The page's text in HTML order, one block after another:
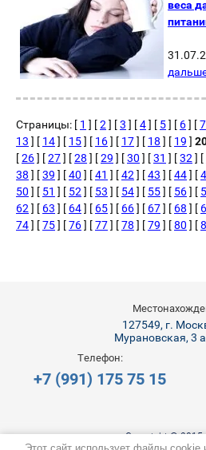
веса
Страницы: [ 1 ] [2 ] [3 ] [4] [ 5] [ 6] [7
13 ] [ 14] [ 15] [ 16] [ 17] [ 18 ] [ 19 ]
[26] [27] [28 ] [29 ] [30 ] [31 ] [32 ] [
38 ] [39 ] [40 ] [41 ] [42 ] [43 ] [44] [
50 ] [ 51 ] [ 52 ] [ 53 ] [ 54] [ 55] [ 56] [
62 ] [ 63 ] [ 64] [ 65] [ 66] [ 67] [ 68 ] [
74] [75] [76] [77] [78 ] [79 ] [80 ] [
127549, г.
Мурановская, 3
Телефон:
+7 (991) 175 75 15
Copyright © 2015